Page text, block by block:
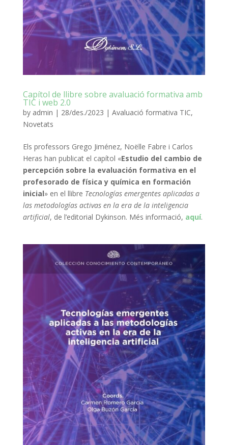
Capítol de llibre sobre avaluació formativa amb
TIC i web 2.0
by admin | 28/des./2023 | Avaluació formativa TIC,
Novetats
Els professors Grego Jiménez, Noëlle Fabre i Carlos
Heras han publicat el capítol «Estudio del cambio de
percepción sobre la evaluación formativa en el
profesorado de física y química en formación
inicial» en el llibre Tecnologías emergentes aplicadas a
las metodologías activas en la era de la inteligencia
artificial, de l’editorial Dykinson. Més informació, aquí.